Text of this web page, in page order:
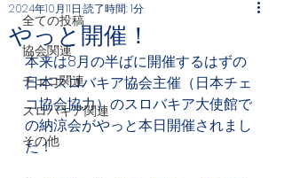
全ての投稿
協会関連
チェコ関連
スロバキア関連
その他
やっと開催！
2024年10月11日 読了時間: 1分
本来は8月の半ばに開催するはずの
日本スロバキア協会主催（日本チェ
コ協会協力）のスロバキア大使館で
の納涼会がやっと本日開催されまし
た！